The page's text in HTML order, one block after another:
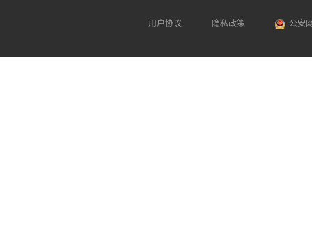
用户协议 隐私政策 公安